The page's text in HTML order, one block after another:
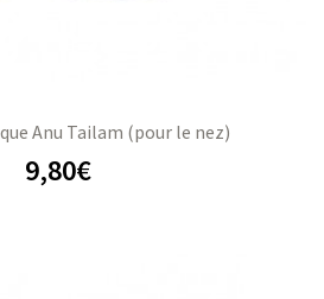
Anu Tailam (pour le nez)
9,80€